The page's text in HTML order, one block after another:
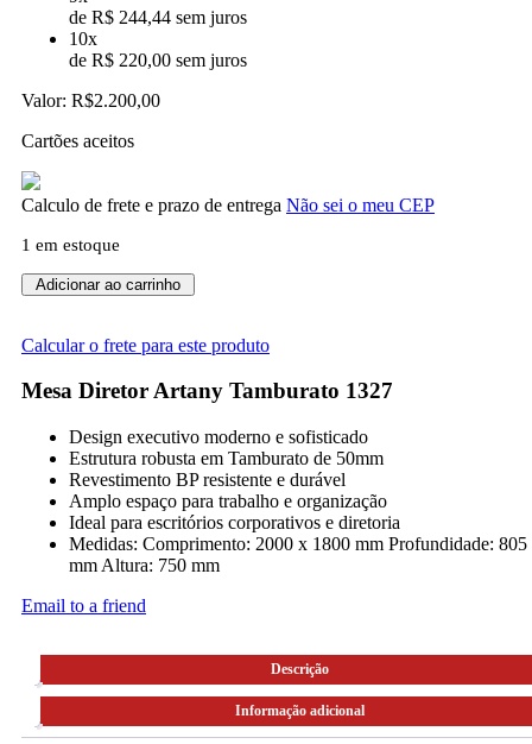
de R$ 244,44 sem juros
10x
de R$ 220,00 sem juros
Valor: R$2.200,00
Cartões aceitos
Calculo de frete e prazo de entrega Não sei o meu CEP
1 em estoque
Mesa
2.00x1.80x0,80x0.75
1327
Adicionar ao carrinho
Calcular o frete para este produto
Mesa Diretor Artany Tamburato 1327
Design executivo moderno e sofisticado
Estrutura robusta em Tamburato de 50mm
Revestimento BP resistente e durável
Amplo espaço para trabalho e organização
Ideal para escritórios corporativos e diretoria
Medidas: Comprimento: 2000 x 1800 mm Profundidade: 805
mm Altura: 750 mm
Email to a friend
Descrição
Informação adicional